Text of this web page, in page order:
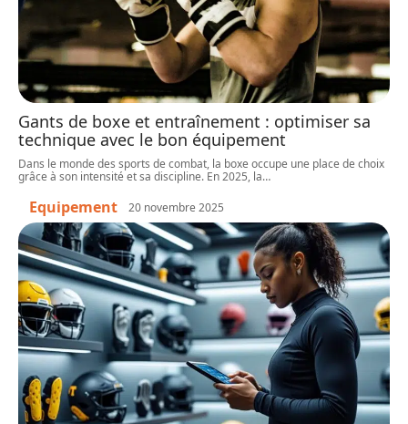
Gants de boxe et entraînement : optimiser sa
technique avec le bon équipement
Dans le monde des sports de combat, la boxe occupe une place de choix
grâce à son intensité et sa discipline. En 2025, la…
Equipement 20 novembre 2025